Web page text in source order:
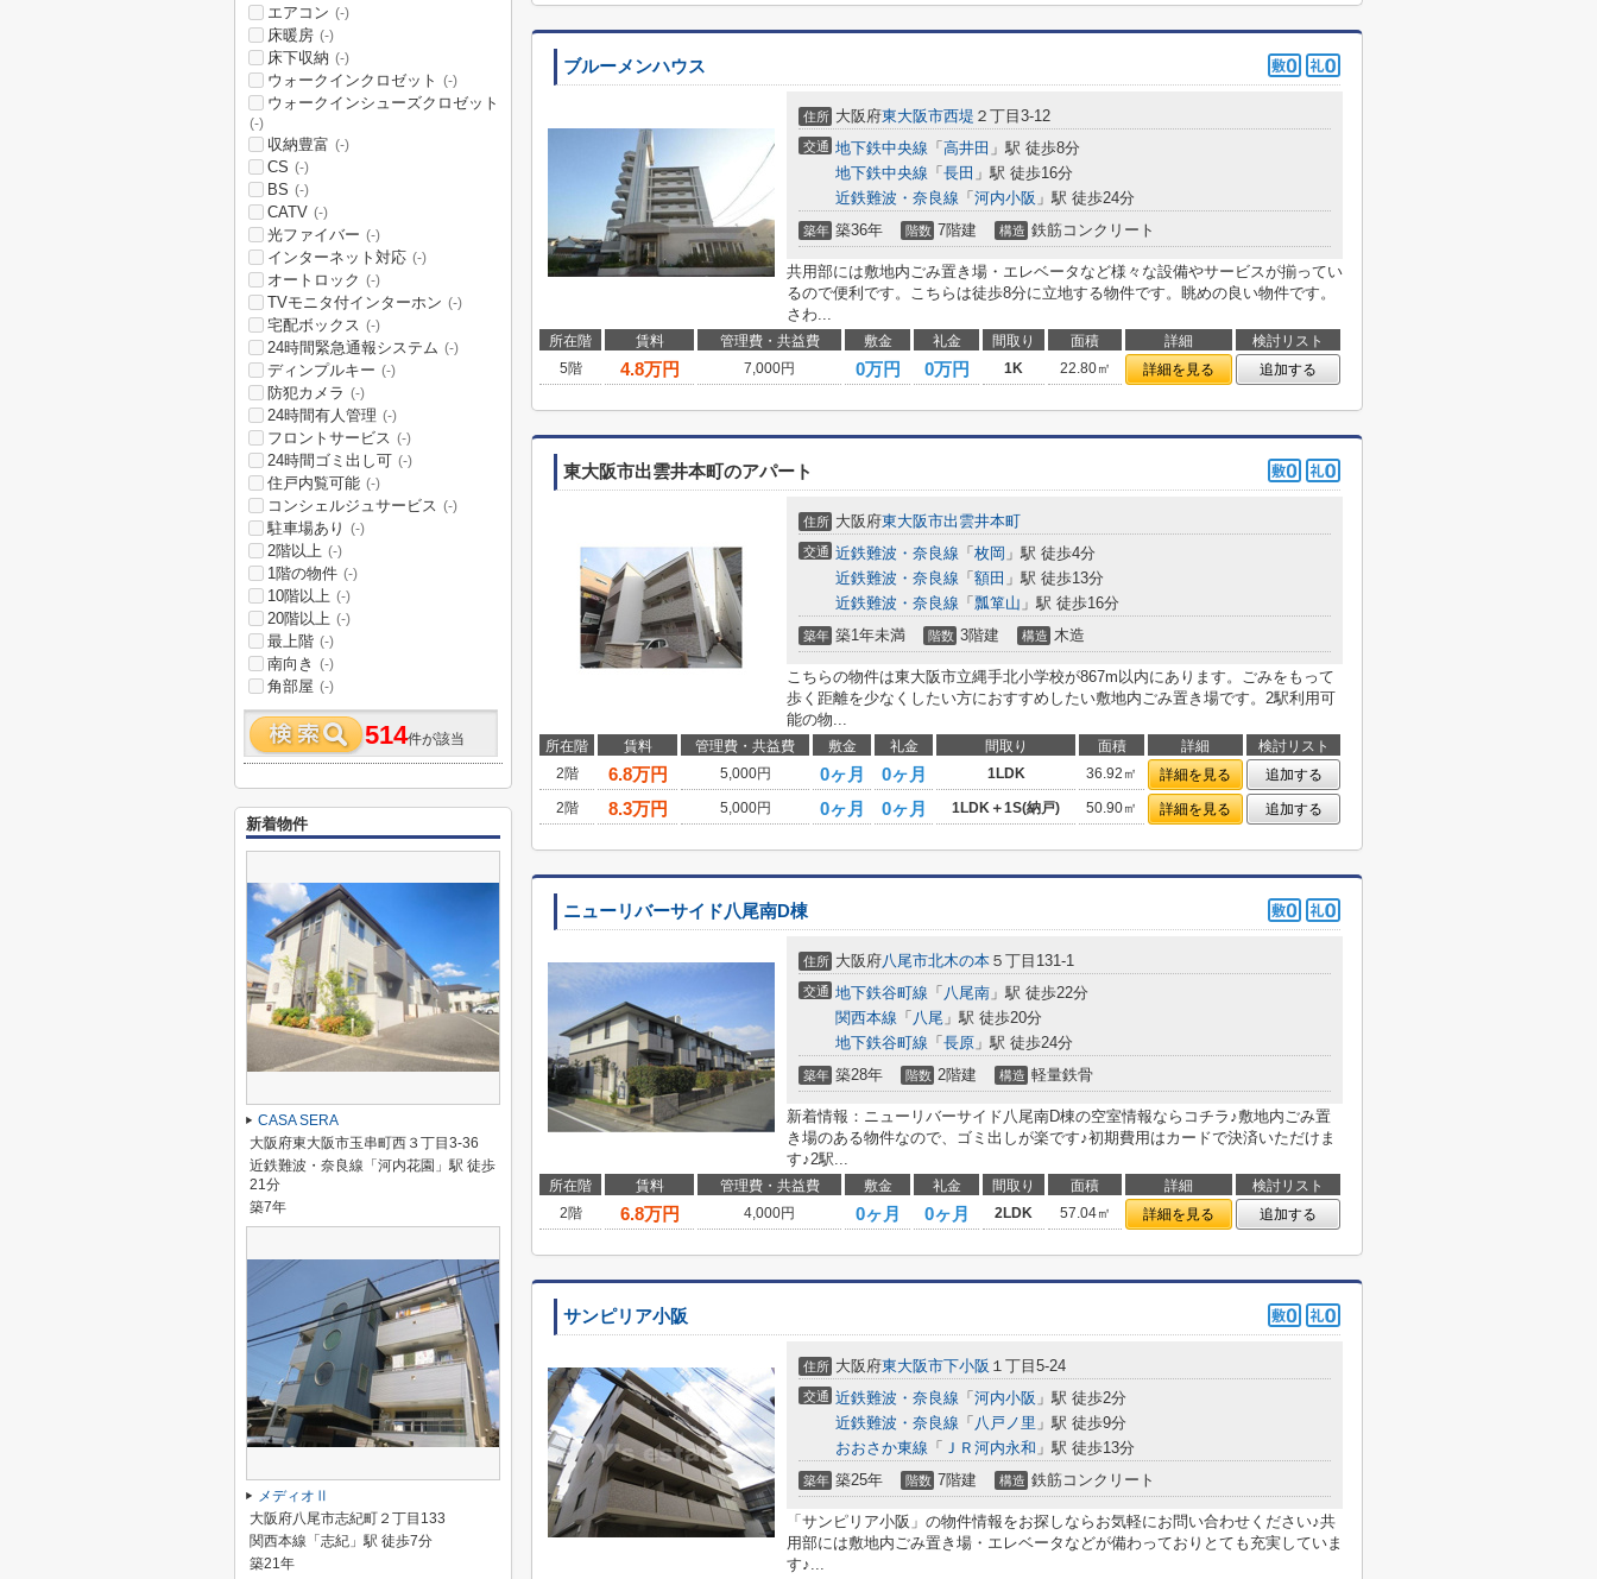
ブルーメンハウス
住所 大阪府東大阪市西堤 ２丁目3-12
交通 地下鉄中央線 「 高井田 」駅 徒歩8分
地下鉄中央線 「 長田 」駅 徒歩16分
近鉄難波・奈良線 「 河内小阪 」駅 徒歩24分
築年 築36年 階数 7階建 構造 鉄筋コンクリート
共用部には敷地内ごみ置き場・エレベータなど様々な設備やサービスが揃ってい
るので便利です。こちらは徒歩8分に立地する物件です。眺めの良い物件です。
さわ...
所在階 賃料 管理費・共益費 敷金 礼金 間取り 面積 詳細
検討リスト
5階
4.8万円 7,000円 0万円 0万円 1K 22.80㎡ 詳細を見る 追加する
東大阪市出雲井本町のアパート
住所 大阪府東大阪市出雲井本町
交通 近鉄難波・奈良線 「 枚岡 」駅 徒歩4分
近鉄難波・奈良線 「 額田 」駅 徒歩13分
近鉄難波・奈良線 「 瓢箪山 」駅 徒歩16分
築年 築1年未満 階数 3階建 構造 木造
こちらの物件は東大阪市立縄手北小学校が867m以内にあります。ごみをもって
歩く距離を少なくしたい方におすすめしたい敷地内ごみ置き場です。2駅利用可
能の物...
所在階 賃料 管理費・共益費 敷金 礼金 間取り 面積 詳細
検討リスト
2階
6.8万円 5,000円 0ヶ月 0ヶ月 1LDK 36.92㎡ 詳細を見る
追加する
2階
8.3万円 5,000円 0ヶ月 0ヶ月 1LDK＋1S(納戸) 50.90㎡ 詳細を見る 追加する
ニューリバーサイド八尾南D棟
住所 大阪府八尾市北木の本 ５丁目131-1
交通 地下鉄谷町線 「 八尾南 」駅 徒歩22分
関西本線 「 八尾 」駅 徒歩20分
地下鉄谷町線 「 長原 」駅 徒歩24分
築年 築28年 階数 2階建 構造 軽量鉄骨
新着情報：ニューリバーサイド八尾南D棟の空室情報ならコチラ♪敷地内ごみ置
き場のある物件なので、ゴミ出しが楽です♪初期費用はカードで決済いただけま
す♪2駅...
所在階 賃料 管理費・共益費 敷金 礼金 間取り 面積 詳細
検討リスト
2階
6.8万円 4,000円 0ヶ月 0ヶ月 2LDK 57.04㎡ 詳細を見る 追加する
サンピリア小阪
住所 大阪府東大阪市下小阪 １丁目5-24
交通 近鉄難波・奈良線 「 河内小阪 」駅 徒歩2分
近鉄難波・奈良線 「 八戸ノ里 」駅 徒歩9分
おおさか東線 「 ＪＲ河内永和 」駅 徒歩13分
築年 築25年 階数 7階建 構造 鉄筋コンクリート
「サンピリア小阪」の物件情報をお探しならお気軽にお問い合わせください♪共
用部には敷地内ごみ置き場・エレベータなどが備わっておりとても充実していま
す♪...
エアコン (-)
床暖房 (-)
床下収納 (-)
ウォークインクロゼット (-)
ウォークインシューズクロゼット
(-)
収納豊富 (-)
CS (-)
BS (-)
CATV (-)
光ファイバー (-)
インターネット対応 (-)
オートロック (-)
TVモニタ付インターホン (-)
宅配ボックス (-)
24時間緊急通報システム (-)
ディンプルキー (-)
防犯カメラ (-)
24時間有人管理 (-)
フロントサービス (-)
24時間ゴミ出し可 (-)
住戸内覧可能 (-)
コンシェルジュサービス (-)
駐車場あり (-)
2階以上 (-)
1階の物件 (-)
10階以上 (-)
20階以上 (-)
最上階 (-)
南向き (-)
角部屋 (-)
514件が該当
新着物件
CASA SERA
大阪府東大阪市玉串町西３丁目3-36
近鉄難波・奈良線「河内花園」駅 徒歩
21分
築7年
メディオⅡ
大阪府八尾市志紀町２丁目133
関西本線「志紀」駅 徒歩7分
築21年